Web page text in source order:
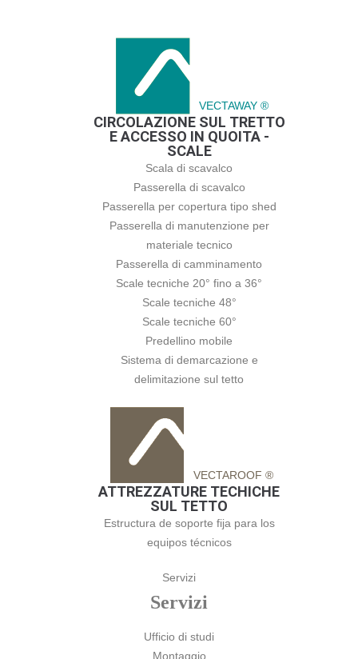
VECTAWAY ®
CIRCOLAZIONE SUL TRETTO
E ACCESSO IN QUOITA -
SCALE
Scala di scavalco
Passerella di scavalco
Passerella per copertura tipo shed
Passerella di manutenzione per
materiale tecnico
Passerella di camminamento
Scale tecniche 20° fino a 36°
Scale tecniche 48°
Scale tecniche 60°
Predellino mobile
Sistema di demarcazione e
delimitazione sul tetto
VECTAROOF ®
ATTREZZATURE TECHICHE
SUL TETTO
Estructura de soporte fija para los
equipos técnicos
Servizi
Servizi
Ufficio di studi
Montaggio